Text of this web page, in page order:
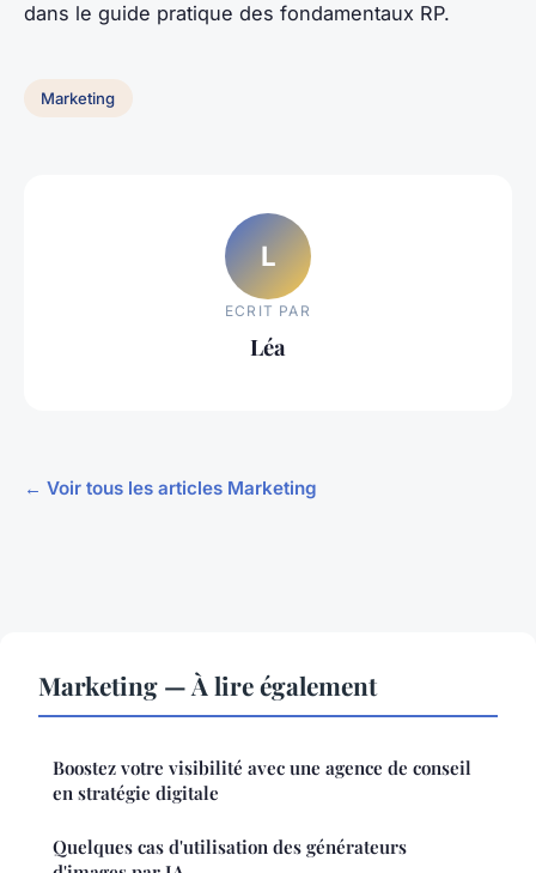
dans le guide pratique des fondamentaux RP.
Marketing
L
ECRIT PAR
Léa
← Voir tous les articles Marketing
Marketing — À lire également
Boostez votre visibilité avec une agence de conseil
en stratégie digitale
Quelques cas d'utilisation des générateurs